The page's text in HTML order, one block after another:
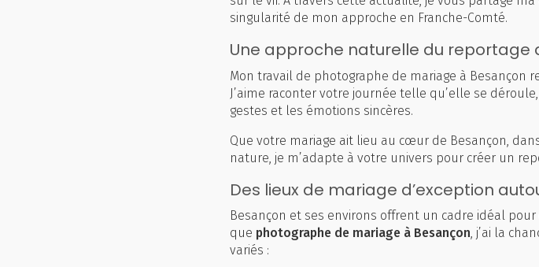
singularité de mon approche en Franche-Comté.
Une approche naturelle du reportage
Mon travail de photographe de mariage à Besançon
J’aime raconter votre journée telle qu’elle se
gestes et les émotions sincères.
Que votre mariage ait lieu au cœur de Besançon,
nature, je m’adapte à votre univers pour créer un
Des lieux de mariage d’exception
Besançon et ses environs offrent un cadre idéal
que photographe de mariage à Besançon, j’ai la
variés :